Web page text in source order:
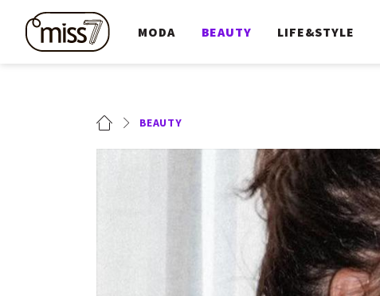
MODA BEAUTY LIFE&STYLE
BEAUTY